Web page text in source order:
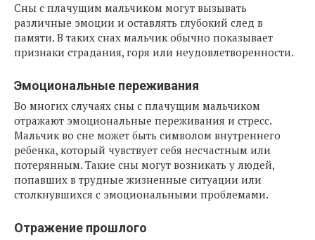
Сны с плачущим мальчиком могут вызывать
различные эмоции и оставлять глубокий след в
памяти. В таких снах мальчик обычно показывает
признаки страдания, горя или неудовлетворенности.
Эмоциональные переживания
Во многих случаях сны с плачущим мальчиком
отражают эмоциональные переживания и стресс.
Мальчик во сне может быть символом внутреннего
ребенка, который чувствует себя несчастным или
потерянным. Такие сны могут возникать у людей,
попавших в трудные жизненные ситуации или
столкнувшихся с эмоциональными проблемами.
Отражение прошлого